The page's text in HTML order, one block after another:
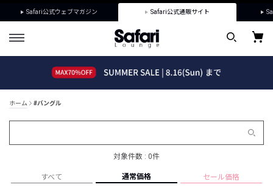
Safari公式ウェブマガジン Safari公式通販サイト
ホーム #バングル
対象件数 : 0件
すべて 通常価格 セール価格